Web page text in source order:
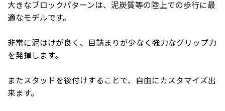
大きなブロックパターンは、泥炭質等の陸上での歩行に最
適なモデルです。
非常に泥はけが良く、目詰まりが少なく強力なグリップ力
を発揮します。
またスタッドを後付けすることで、自由にカスタマイズ出
来ます。